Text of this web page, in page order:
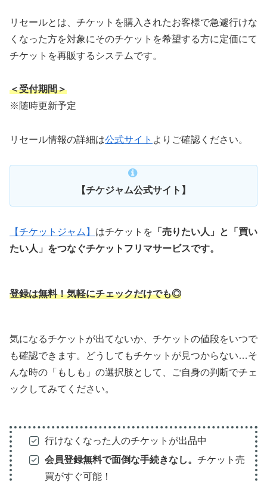
リセールとは、チケットを購入されたお客様で急遽行けな
くなった方を対象にそのチケットを希望する方に定価にて
チケットを再販するシステムです。
＜受付期間＞
※随時更新予定
リセール情報の詳細は公式サイト よりご確認ください。
【チケジャム公式サイト】
【チケットジャム】 はチケットを 「売りたい人」と「買い
たい人」をつなぐチケットフリマサービスです。
登録は無料！気軽にチェックだけでも◎
気になるチケットが出てないか、チケットの値段をいつで
も確認できます。どうしてもチケットが見つからない…そ
んな時の「もしも」の選択肢として、ご自身の判断でチェ
ックしてみてください。
行けなくなった人のチケットが出品中
会員登録無料で面倒な手続きなし。 チケット売
買がすぐ可能！